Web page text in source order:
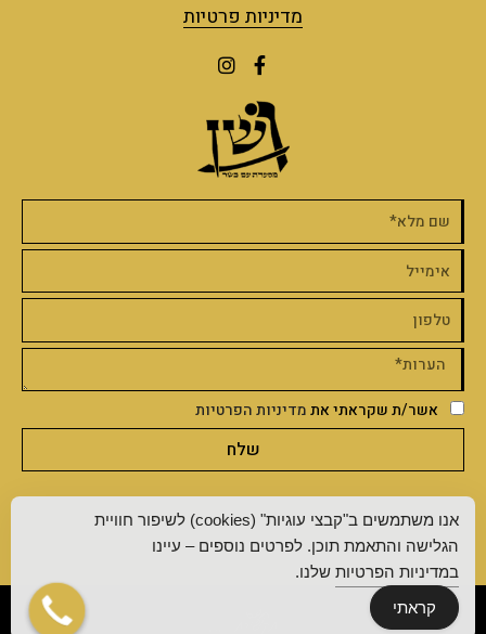
מדיניות פרטיות
אשר/ת שקראתי אתמדיניות הפרטיות
שלח
אנו משתמשים ב"קבצי עוגיות" (cookies) לשיפור חוויית
הגלישה והתאמת תוכן. לפרטים נוספים – עיינו
במדיניות הפרטיות שלנו.
קראתי